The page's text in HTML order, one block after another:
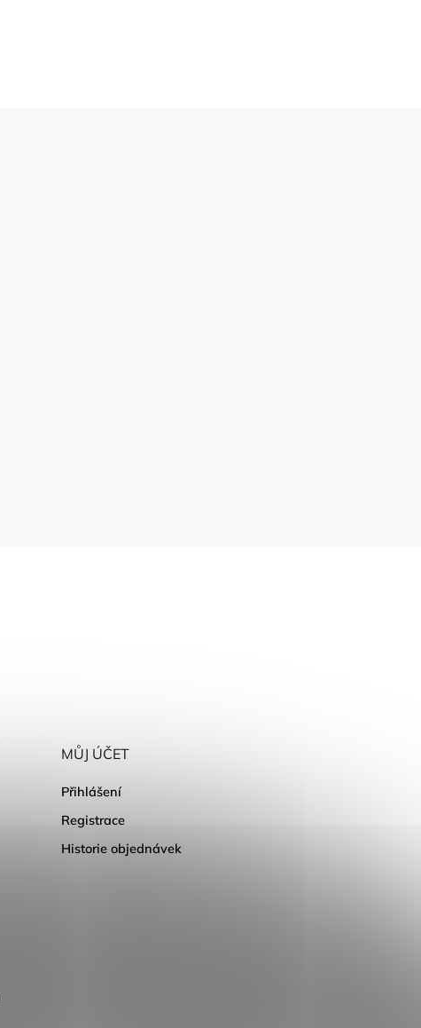
MŮJ ÚČET
Přihlášení
Registrace
Historie objednávek